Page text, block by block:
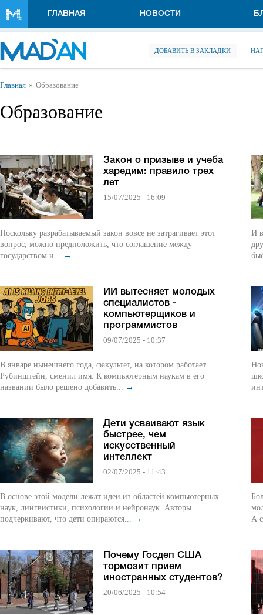
ГЛАВНАЯ НОВОСТИ
ДОБАВИТЬ В ЗАКЛАДКИ
Вы здесь
Главная Образование
Образование
Закон о призыве и учеба
харедим: правило трех
лет
15/07/2025 - 16:09
Поскольку разрабатываемый закон вовсе не затрагивает этот
вопрос, можно предположить, что соглашение между
государством и... →
ИИ вытесняет молодых
специалистов -
компьютерщиков и
программистов
09/07/2025 - 10:37
В январе нынешнего года, факультет, на котором работает
Рубинштейн, сменил имя. К компьютерным наукам в его
названии было решено добавить... →
Дети усваивают язык
быстрее, чем
искусственный
интеллект
02/07/2025 - 11:43
В основе этой модели лежат идеи из областей компьютерных
наук, лингвистики, психологии и нейронаук. Авторы
подчеркивают, что дети опираются... →
Почему Госдеп США
тормозит прием
иностранных студентов?
20/06/2025 - 10:54
И
другой
А